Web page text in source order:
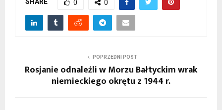
0 0
POPRZEDNI POST
Rosjanie odnaleźli w Morzu Bałtyckim wrak
niemieckiego okrętu z 1944 r.